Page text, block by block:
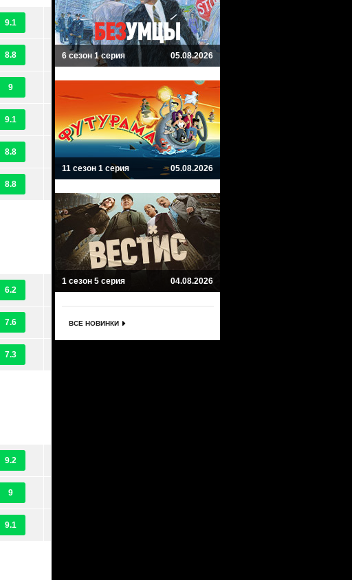
9.1
8.8
9
9.1
8.8
8.8
6.2
7.6
7.3
9.2
9
9.1
6 сезон 1 серия 05.08.2026
11 сезон 1 серия 05.08.2026
1 сезон 5 серия 04.08.2026
ВСЕ НОВИНКИ